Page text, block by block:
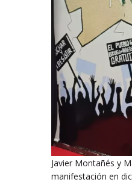
Javier Montañés y
manifestación en